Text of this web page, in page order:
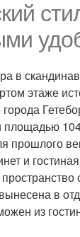
в
этаже
площадью
прошлого
и
в
из